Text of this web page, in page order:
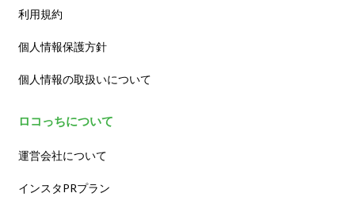
利用規約
個人情報保護方針
個人情報の取扱いについて
ロコっちについて
運営会社について
インスタPRプラン